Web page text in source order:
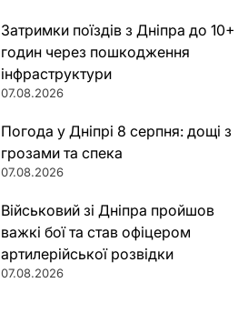
Затримки поїздів з Дніпра до 10+
годин через пошкодження
інфраструктури
07.08.2026
Погода у Дніпрі 8 серпня: дощі з
грозами та спека
07.08.2026
Військовий зі Дніпра пройшов
важкі бої та став офіцером
артилерійської розвідки
07.08.2026